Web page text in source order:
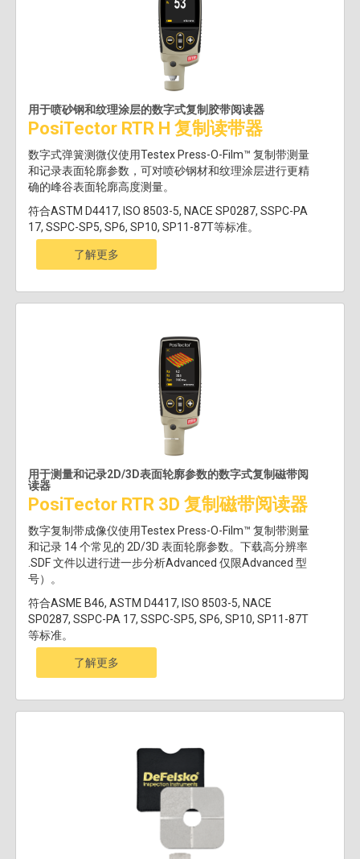
用于喷砂钢和纹理涂层的数字式复制胶带阅读器
PosiTector RTR H 复制读带器
数字式弹簧测微仪使用Testex Press-O-Film™ 复制带测量
和记录表面轮廓参数，可对喷砂钢材和纹理涂层进行更精
确的峰谷表面轮廓高度测量。
符合ASTM D4417, ISO 8503-5, NACE SP0287, SSPC-PA
17, SSPC-SP5, SP6, SP10, SP11-87T等标准。
了解更多
用于测量和记录2D/3D表面轮廓参数的数字式复制磁带阅
读器
PosiTector RTR 3D 复制磁带阅读器
数字复制带成像仪使用Testex Press-O-Film™ 复制带测量
和记录 14 个常见的 2D/3D 表面轮廓参数。下载高分辨率
.SDF 文件以进行进一步分析Advanced 仅限Advanced 型
号）。
符合ASME B46, ASTM D4417, ISO 8503-5, NACE
SP0287, SSPC-PA 17, SSPC-SP5, SP6, SP10, SP11-87T
等标准。
了解更多